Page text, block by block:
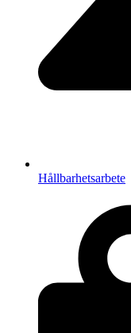
Hållbarhetsarbete